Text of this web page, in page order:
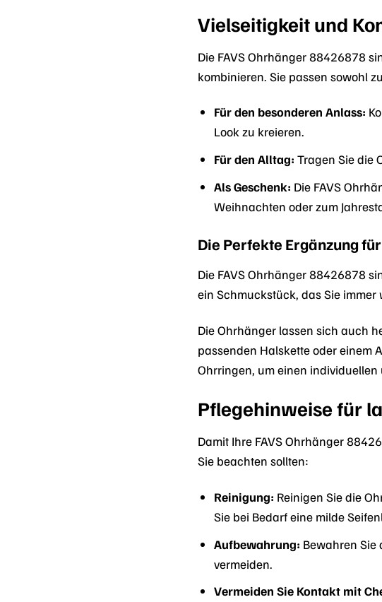
Vielseitigkeit und
Die FAVS Ohrhänger 88426878
kombinieren. Sie passen sowohl
Für den besonderen Anlass:
Look zu kreieren.
Für den Alltag: Tragen Sie die
Als Geschenk: Die FAVS
Weihnachten oder zum
Die Perfekte Ergänzung
Die FAVS Ohrhänger 88426878
ein Schmuckstück, das Sie
Die Ohrhänger lassen sich auch
passenden Halskette oder einem
Ohrringen, um einen
Pflegehinweise für
Damit Ihre FAVS Ohrhänger
Sie beachten sollten:
Reinigung: Reinigen Sie die
Sie bei Bedarf eine milde
Aufbewahrung: Bewahren Sie
vermeiden.
Vermeiden Sie Kontakt mit